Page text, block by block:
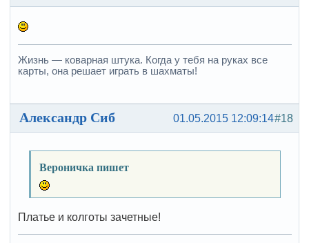
Жизнь — коварная штука. Когда у тебя на руках все
карты, она решает играть в шахматы!
#18
01.05.2015 12:09:14
Александр Сиб
Вероничка пишет
Платье и колготы зачетные!